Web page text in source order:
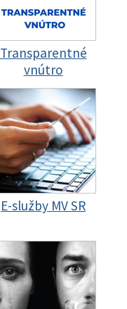
Transparentné
vnútro
E-služby MV SR